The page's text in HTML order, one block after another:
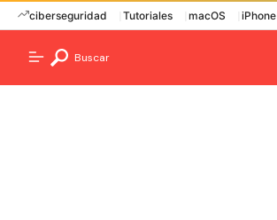
ciberseguridad Tutoriales macOS iPhone
Buscar